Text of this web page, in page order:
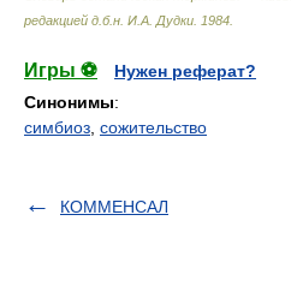
редакцией д.б.н. И.А. Дудки 1984
Игры ⚽
Нужен реферат?
Синонимы:
симбиоз сожительство
КОММЕНСАЛ